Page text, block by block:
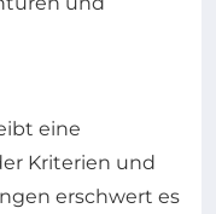
eine
Kriterien und
erschwert es